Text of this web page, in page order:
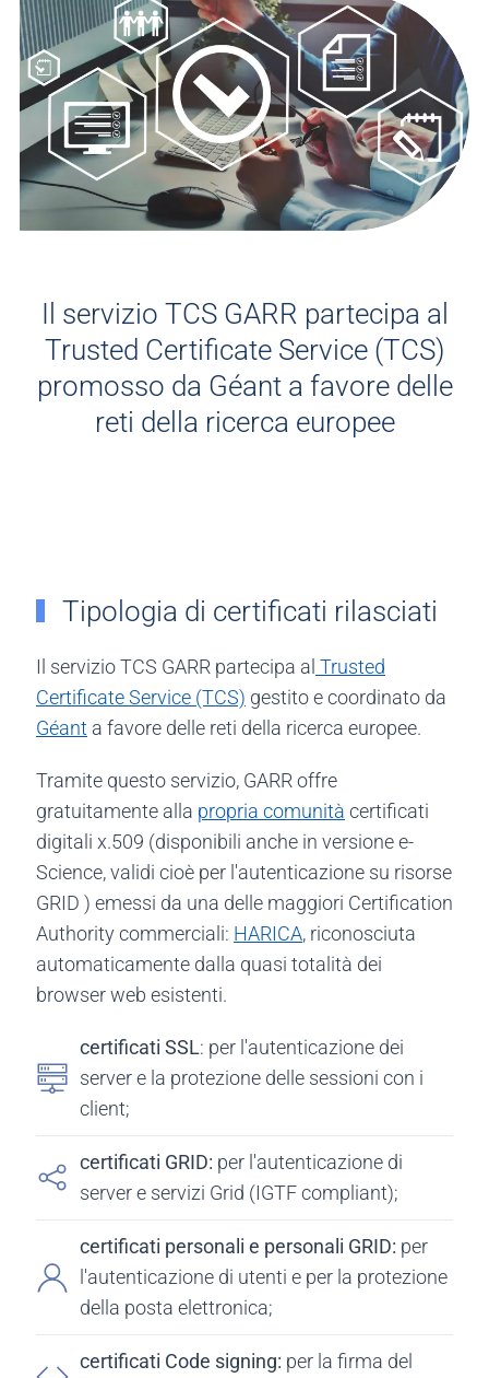
Il servizio TCS GARR partecipa al
Trusted Certificate Service (TCS)
promosso da Géant a favore delle
reti della ricerca europee
Tipologia di certificati rilasciati
Il servizio TCS GARR partecipa al Trusted
Certificate Service (TCS) gestito e coordinato da
Géant a favore delle reti della ricerca europee.
Tramite questo servizio, GARR offre
gratuitamente alla propria comunità certificati
digitali x.509 (disponibili anche in versione e-
Science, validi cioè per l'autenticazione su risorse
GRID ) emessi da una delle maggiori Certification
Authority commerciali: HARICA, riconosciuta
automaticamente dalla quasi totalità dei
browser web esistenti.
certificati SSL: per l'autenticazione dei
server e la protezione delle sessioni con i
client;
certificati GRID: per l'autenticazione di
server e servizi Grid (IGTF compliant);
certificati personali e personali GRID: per
l'autenticazione di utenti e per la protezione
della posta elettronica;
certificati Code signing: per la firma del